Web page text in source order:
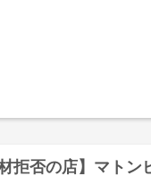
拒否の店】マト